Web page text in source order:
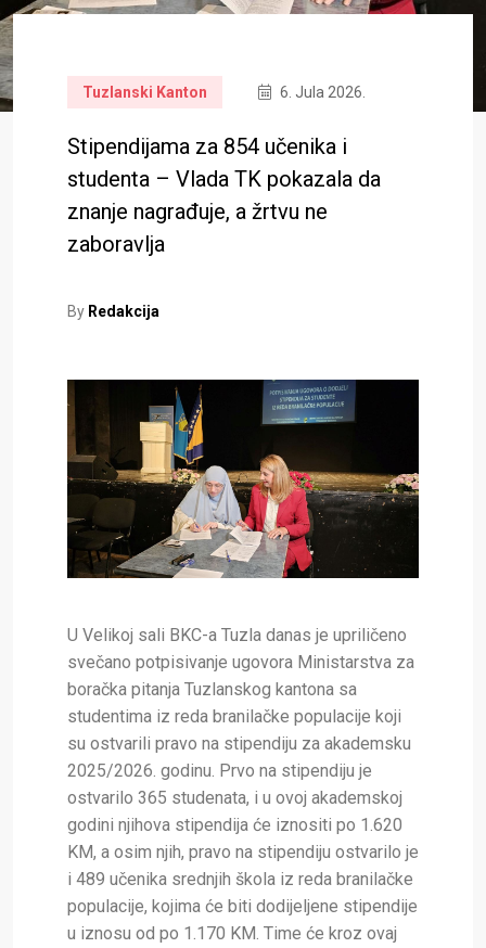
Tuzlanski Kanton 6. Jula 2026.
Stipendijama za 854 učenika i
studenta – Vlada TK pokazala da
znanje nagrađuje, a žrtvu ne
zaboravlja
By Redakcija
U Velikoj sali BKC-a Tuzla danas je upriličeno
svečano potpisivanje ugovora Ministarstva za
boračka pitanja Tuzlanskog kantona sa
studentima iz reda branilačke populacije koji
su ostvarili pravo na stipendiju za akademsku
2025/2026. godinu. Prvo na stipendiju je
ostvarilo 365 studenata, i u ovoj akademskoj
godini njihova stipendija će iznositi po 1.620
KM, a osim njih, pravo na stipendiju ostvarilo je
i 489 učenika srednjih škola iz reda branilačke
populacije, kojima će biti dodijeljene stipendije
u iznosu od po 1.170 KM. Time će kroz ovaj